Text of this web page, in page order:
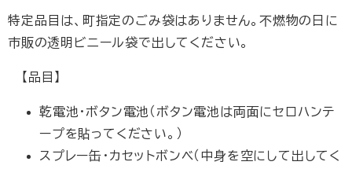
特定品目は、町指定のごみ袋はありません。不燃物の日に
市販の透明ビニール袋で出してください。
【品目】
乾電池・ボタン電池（ボタン電池は両面にセロハンテ
ープを貼ってください。）
スプレー缶・カセットボンベ（中身を空にして出してく